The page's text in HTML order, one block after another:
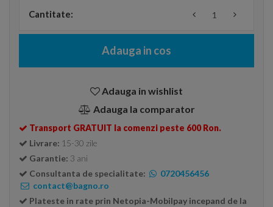
Cantitate:
Adauga in cos
Adauga in wishlist
Adauga la comparator
Transport GRATUIT la comenzi peste 600 Ron.
Livrare: 15-30 zile
Garantie: 3 ani
Consultanta de specialitate:
0720456456
contact@bagno.ro
Plateste in rate prin Netopia-Mobilpay incepand de la